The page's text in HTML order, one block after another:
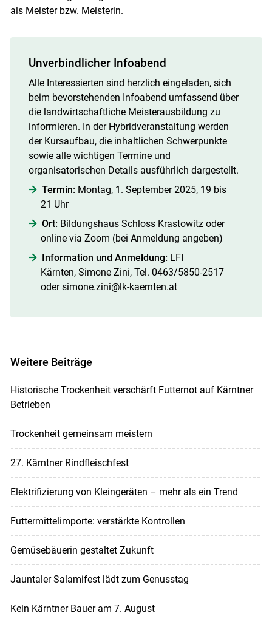
als Meister bzw. Meisterin.
Unverbindlicher Infoabend
Alle Interessierten sind herzlich eingeladen, sich
beim bevorstehenden Infoabend umfassend über
die landwirtschaftliche Meisterausbildung zu
informieren. In der Hybridveranstaltung werden
der Kursaufbau, die inhaltlichen Schwerpunkte
sowie alle wichtigen Termine und
organisatorischen Details ausführlich dargestellt.
Termin: Montag, 1. September 2025, 19 bis
21 Uhr
Ort: Bildungshaus Schloss Krastowitz oder
online via Zoom (bei Anmeldung angeben)
Information und Anmeldung: LFI
Kärnten, Simone Zini, Tel. 0463/​5850-2517
odersimone.zini@lk-kaernten.at
Weitere Beiträge
Historische Trockenheit verschärft Futternot auf Kärntner
Betrieben
Trockenheit gemeinsam meistern
27. Kärntner Rindfleischfest
Elektrifizierung von Kleingeräten – mehr als ein Trend
Futtermittelimporte: verstärkte Kontrollen
Gemüsebäuerin gestaltet Zukunft
Jauntaler Salamifest lädt zum Genusstag
Kein Kärntner Bauer am 7. August